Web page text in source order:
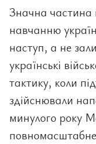
Значна частина
навчанню
наступ, а не
українські
тактику, коли
здійснювали
минулого року
повномасштабне